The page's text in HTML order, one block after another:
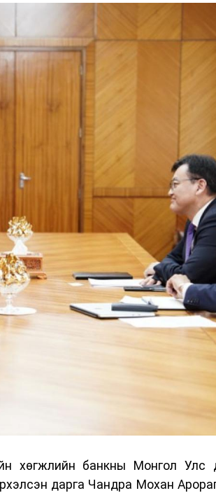
хөгжлийн банкны Монгол Улс
дарга Чандра Мохан